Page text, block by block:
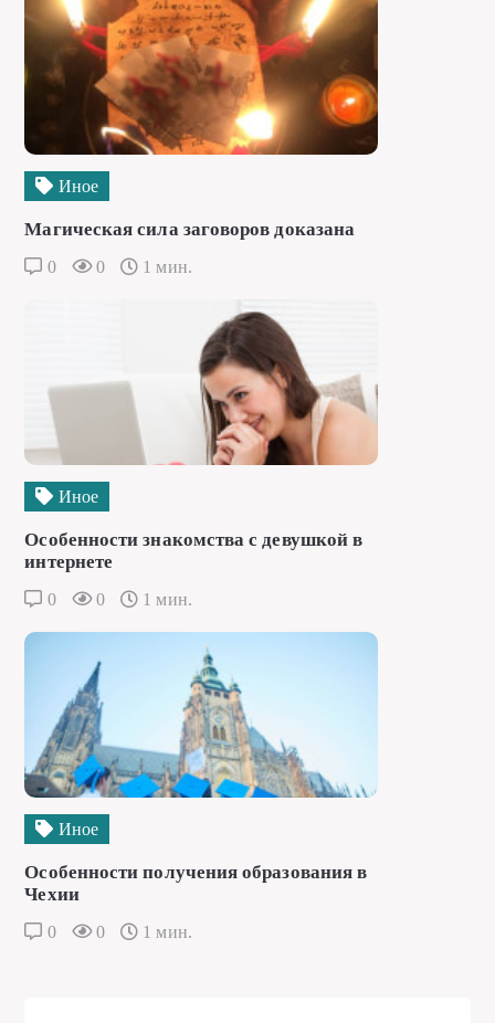
Иное
Магическая сила заговоров доказана
0 0 1 мин.
Иное
Особенности знакомства с девушкой в
интернете
0 0 1 мин.
Иное
Особенности получения образования в
Чехии
0 0 1 мин.